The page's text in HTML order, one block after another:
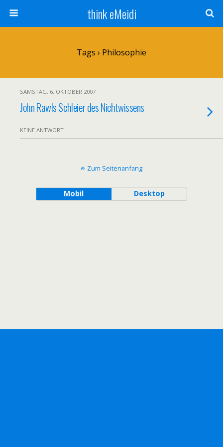
think eMeidi
Tags › Philosophie
SAMSTAG, 6. OKTOBER 2007
John Rawls Schleier des Nichtwissens
KEINE ANTWORT
Zum Seitenanfang
Mobil Desktop